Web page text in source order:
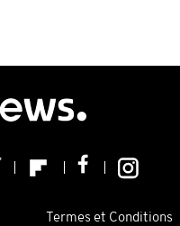
Termes et Conditions